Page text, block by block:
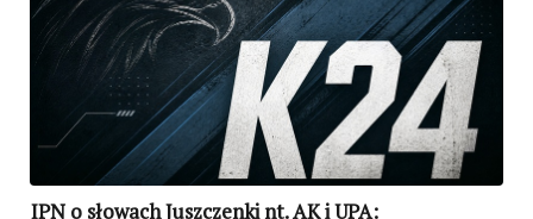
IPN o słowach Juszczenki nt. AK i UPA: